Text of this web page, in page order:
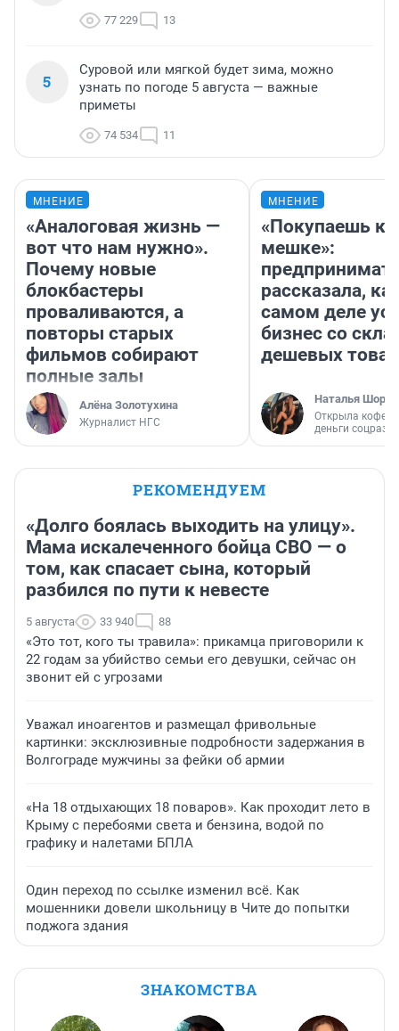
77 229 13
5
Суровой или мягкой будет зима, можно
узнать по погоде 5 августа — важные
приметы
74 534 11
МНЕНИЕ
«Аналоговая жизнь —
вот что нам нужно».
Почему новые
блокбастеры
проваливаются, а
повторы старых
фильмов собирают
полные залы
Алёна Золотухина
Журналист НГС
МНЕНИЕ
«Покупаешь
мешке»:
рассказала,
самом деле
бизнес со
дешевых
Наталья
Открыла
деньги
РЕКОМЕНДУЕМ
«Долго боялась выходить на улицу».
Мама искалеченного бойца СВО — о
том, как спасает сына, который
разбился по пути к невесте
5 августа 33 940 88
«Это тот, кого ты травила»: прикамца приговорили к
22 годам за убийство семьи его девушки, сейчас он
звонит ей с угрозами
Уважал иноагентов и размещал фривольные
картинки: эксклюзивные подробности задержания в
Волгограде мужчины за фейки об армии
«На 18 отдыхающих 18 поваров». Как проходит лето в
Крыму с перебоями света и бензина, водой по
графику и налетами БПЛА
Один переход по ссылке изменил всё. Как
мошенники довели школьницу в Чите до попытки
поджога здания
ЗНАКОМСТВА